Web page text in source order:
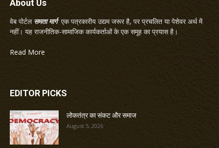
About Us
वेब पोर्टल समता मार्गएक पत्रकारीय उद्यम जरूर है, पर प्रचलित या पेशेवर अर्थ में
नहीं। यह राजनीतिक-सामाजिक कार्यकर्ताओं के एक समूह का प्रयास है।
Read More
EDITOR PICKS
लोकतंत्र का संकट और समाज
August 5, 2026